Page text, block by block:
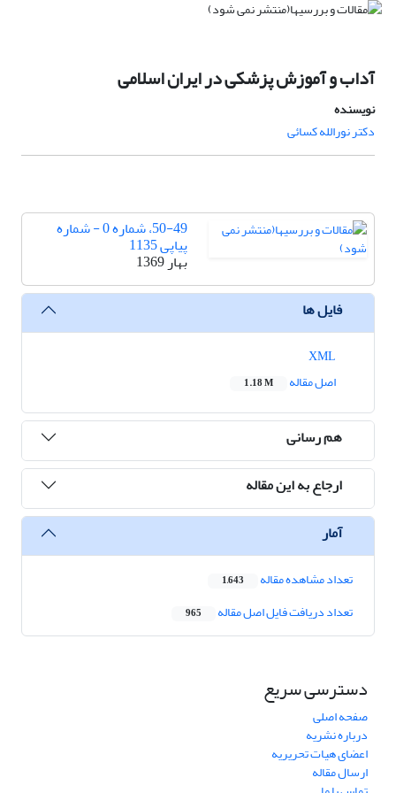
آداب و آموزش پزشکی در ایران اسلامی
نویسنده
دکتر نورالله کسائی
50-49، شماره 0 - شماره
پیاپی 1135
بهار 1369
فایل ها
اصل مقاله
1.18 M
هم رسانی
ارجاع به این مقاله
آمار
تعداد مشاهده مقاله 1,643
تعداد دریافت فایل اصل مقاله 965
دسترسی سریع
صفحه اصلی
درباره نشریه
اعضای هیات تحریریه
ارسال مقاله